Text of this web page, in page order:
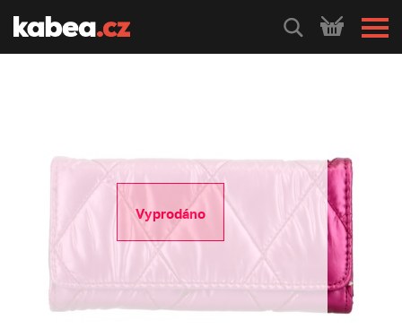
HLEDEJ
Vyprodáno